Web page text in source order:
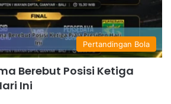
Pertandingan Bola
Berebut Posisi Ketiga
Ini